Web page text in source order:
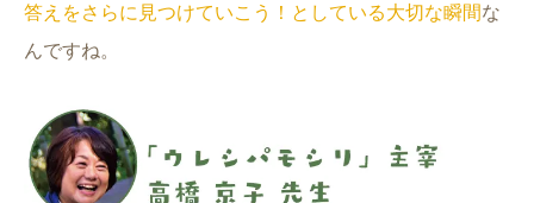
答えをさらに見つけていこう！としている大切な瞬間な
んですね。